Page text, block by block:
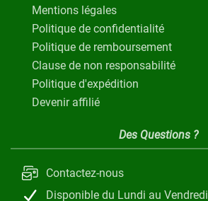
Mentions légales
Politique de confidentialité
Politique de remboursement
Clause de non responsabilité
Politique d'expédition
Devenir affilié
Des Questions ?
Contactez-nous
Disponible du Lundi au